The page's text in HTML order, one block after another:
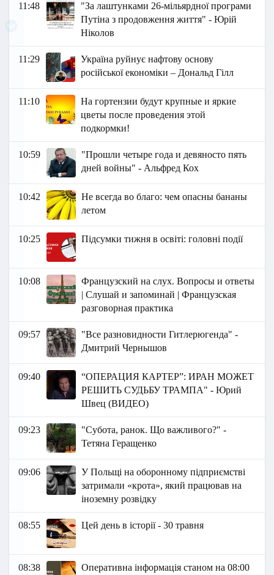
11:48
"За лаштунками 26-мільярдної програми
Путіна з продовження життя" - Юрій
Ніколов
11:29
Україна руйнує нафтову основу
російської економіки – Дональд Гілл
11:10
На гортензии будут крупные и яркие
цветы после проведения этой
подкормки!
10:59
"Прошли четыре года и девяносто пять
дней войны" - Альфред Кох
10:42
Не всегда во благо: чем опасны бананы
летом
10:25 Підсумки тижня в освіті: головні події
10:08
Французский на слух. Вопросы и ответы
| Слушай и запоминай | Французская
разговорная практика
09:57
"Все разновидности Гитлерюгенда" -
Дмитрий Чернышов
09:40
“ОПЕРАЦИЯ КАРТЕР”: ИРАН МОЖЕТ
РЕШИТЬ СУДЬБУ ТРАМПА" - Юрий
Швец (ВИДЕО)
09:23
"Субота, ранок. Що важливого?" -
Тетяна Геращенко
09:06
У Польщі на оборонному підприємстві
затримали «крота», який працював на
іноземну розвідку
08:55 Цей день в історії - 30 травня
08:38
Оперативна інформація станом на 08:00